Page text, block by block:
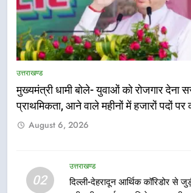
उत्तराखण्ड
मुख्यमंत्री धामी बोले- युवाओं को रोजगार देना
प्राथमिकता, आने वाले महीनों में हजारों पदों पर
August 6, 2026
02
उत्तराखण्ड
दिल्ली-देहरादून आर्थिक कॉरिडोर से
5
एमडीडीए बोर्ड बैठक में
नियोजित विकास को
उत्तराखण्ड
मुख्यमंत्री पुष्कर सिंह